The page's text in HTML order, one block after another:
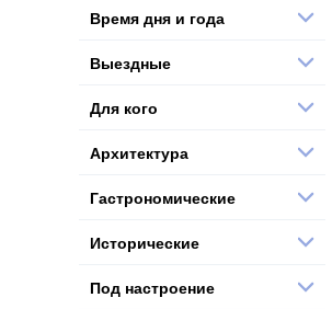
Время дня и года
Выездные
Для кого
Архитектура
Гастрономические
Исторические
Под настроение